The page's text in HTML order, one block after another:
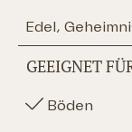
Edel,
GEEIGNET
Böden